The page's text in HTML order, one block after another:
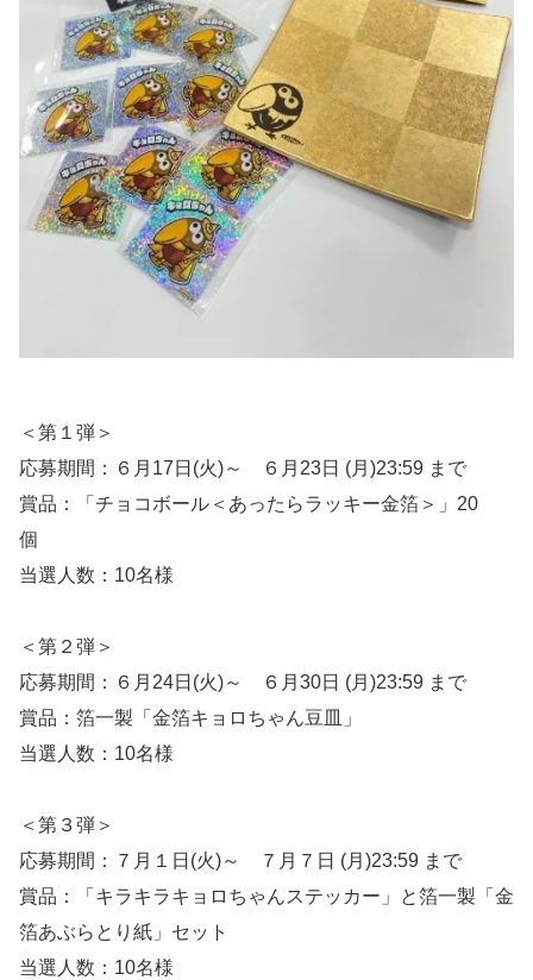
＜第１弾＞
応募期間：６月17日(火)～ ６月23日 (月)23:59 まで
賞品：「チョコボール＜あったらラッキー金箔＞」20
個
当選人数：10名様
＜第２弾＞
応募期間：６月24日(火)～ ６月30日 (月)23:59 まで
賞品：箔一製「金箔キョロちゃん豆皿」
当選人数：10名様
＜第３弾＞
応募期間：７月１日(火)～ ７月７日 (月)23:59 まで
賞品：「キラキラキョロちゃんステッカー」と箔一製「金
箔あぶらとり紙」セット
当選人数：10名様